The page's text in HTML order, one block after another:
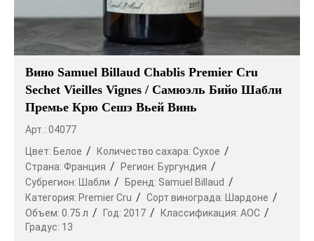
Вино Samuel Billaud Chablis Premier Cru
Sechet Vieilles Vignes / Самюэль Бийо Шабли
Премье Крю Сешэ Вьей Винь
Арт.: 04077
Цвет: Белое Количество сахара: Сухое
Страна: Франция Регион: Бургундия
Субрегион:
Шабли Бренд: Samuel Billaud
Категория: Premier Cru Сорт винограда:
Шардоне
Объем: 0.75 л Год: 2017 Классификация: AOC
Градус: 13